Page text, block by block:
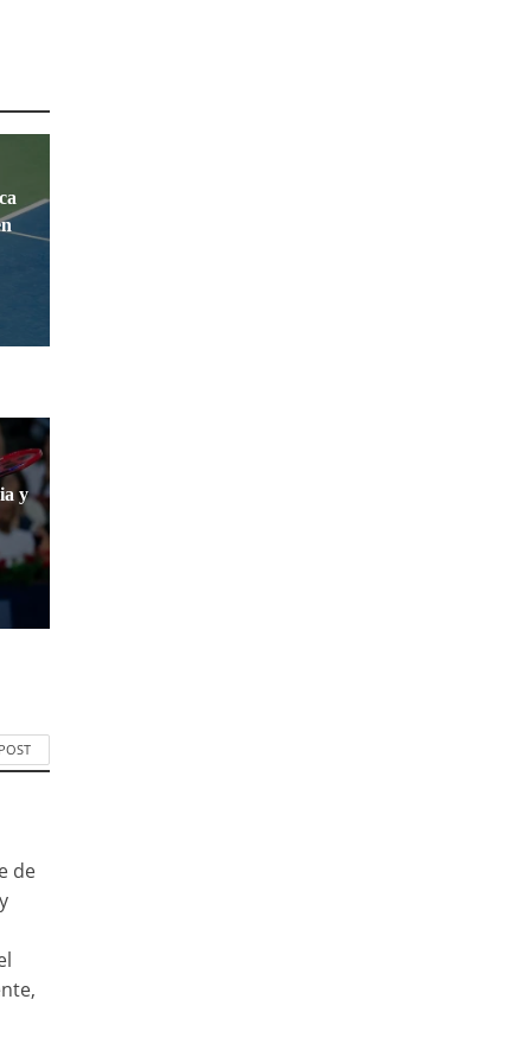
y
de